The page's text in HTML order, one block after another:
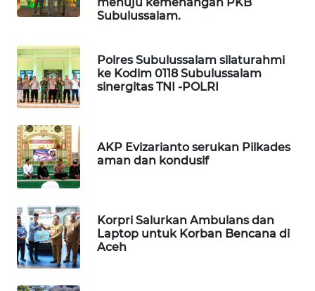
Subulussalam.
Polres Subulussalam silaturahmi
ke Kodim 0118 Subulussalam
sinergitas TNI -POLRI
AKP Evizarianto serukan Pilkades
aman dan kondusif
Korpri Salurkan Ambulans dan
Laptop untuk Korban Bencana di
Aceh
TAMBANG
NEWS
NEWS
SIDIKALANG
NEWS
SIBARAGAS
NEWS
METRO
SIANTAR